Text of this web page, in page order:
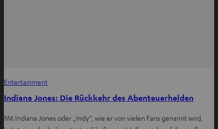
Entertainment
Indiana Jones: Die Rückkehr des Abenteuerhelden
Mit Indiana Jones oder „Indy“, wie er von vielen Fans genannt wird,